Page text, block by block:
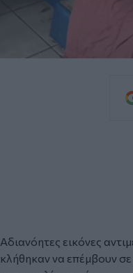
Αδιανόητες εικόνες
κλήθηκαν να επέμβουν σε